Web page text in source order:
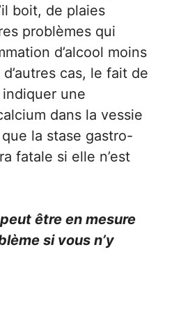
boit, de plaies
problèmes qui
d’alcool moins
cas, le fait de
une
dans la vessie
la stase gastro-
fatale si elle n’est
être en mesure
si vous n’y